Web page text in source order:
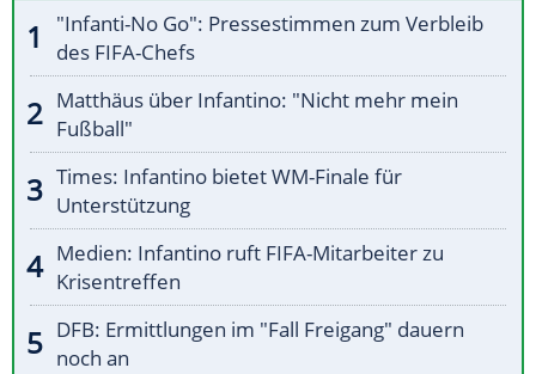
"Infanti-No Go": Pressestimmen zum Verbleib
des FIFA-Chefs
Matthäus über Infantino: "Nicht mehr mein
Fußball"
Times: Infantino bietet WM-Finale für
Unterstützung
Medien: Infantino ruft FIFA-Mitarbeiter zu
Krisentreffen
DFB: Ermittlungen im "Fall Freigang" dauern
noch an